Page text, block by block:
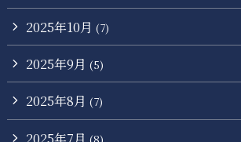
2025年10月 (7)
2025年9月 (5)
2025年8月 (7)
2025年7月 (8)